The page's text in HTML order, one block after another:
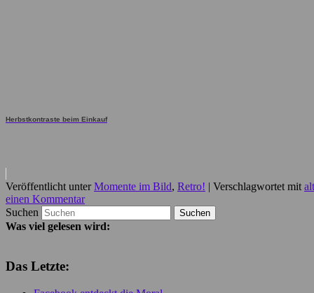
Herbstkontraste beim Einkauf
Veröffentlicht unter Momente im Bild, Retro! | Verschlagwortet mit
einen Kommentar
Suchen
Was viel gelesen wird:
Das Letzte: